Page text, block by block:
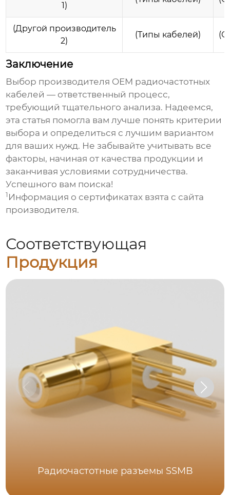
1)
(Другой производитель
2)
(Типы кабелей)
Заключение
Выбор производителя OEM радиочастотных
кабелей — ответственный процесс,
требующий тщательного анализа. Надеемся,
эта статья помогла вам лучше понять критерии
выбора и определиться с лучшим вариантом
для ваших нужд. Не забывайте учитывать все
факторы, начиная от качества продукции и
заканчивая условиями сотрудничества.
Успешного вам поиска!
1 Информация о сертификатах взята с сайта
производителя.
Соответствующая
Продукция
Радиочастотные разъемы SSMB